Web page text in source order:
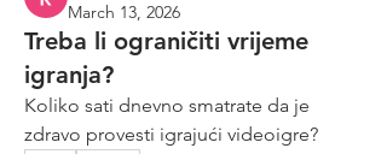
March 13, 2026
Treba li ograničiti vrijeme
igranja?
Koliko sati dnevno smatrate da je
zdravo provesti igrajući videoigre?